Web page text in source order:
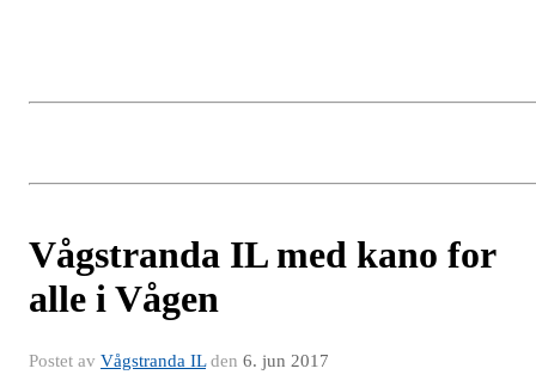
Vågstranda IL med kano for
alle i Vågen
Postet av Vågstranda ILden 6. jun 2017